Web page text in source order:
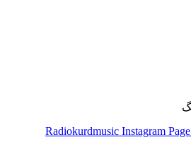
Radiokurdmusic Instagram Page